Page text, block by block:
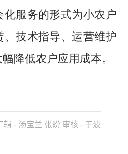
服务的形式为小农户
技术指导、运营维护
降低农户应用成本。
辑 - 汤宝兰 张盼 审核 - 于波